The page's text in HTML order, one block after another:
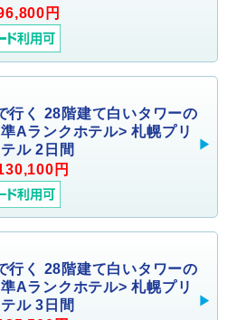
円
行く 28階建て白いタワーの
Aランクホテル> 札幌プリ
ル 2日間
円
行く 28階建て白いタワーの
Aランクホテル> 札幌プリ
ル 3日間